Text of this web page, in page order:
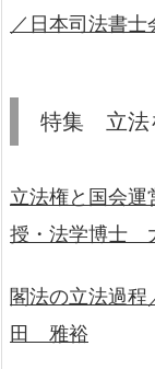
／日本司法書
特集 立法
立法権と国会運
授・法学博士
閣法の立法過
田 雅裕